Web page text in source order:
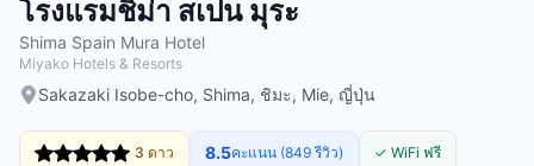
โรงแรมชิม่า สเปน มุระ
Shima Spain Mura Hotel
Miyako Hotels & Resorts
Sakazaki Isobe-cho, Shima, ชิมะ, Mie, ญี่ปุ่น
3 ดาว 8.5คะแนน (849 รีวิว) ✓ WiFi ฟรี